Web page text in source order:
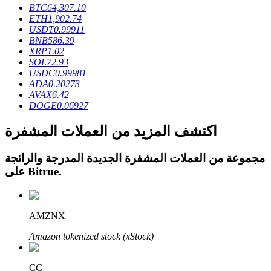
القروض
خدمة الاقتراض المدعومة بالعملات المشفرة
BTC64,307.10
ETH1,902.74
USDT0.99911
BNB586.39
XRP1.02
SOL72.93
USDC0.99981
ADA0.20273
AVAX6.42
DOGE0.06927
اكتشف المزيد من العملات المشفرة
مجموعة من العملات المشفرة الجديدة المدرجة والرائجة
Bitrue.
AMZNX
Amazon tokenized stock (xStock)
CC